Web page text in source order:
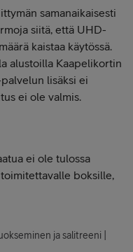
samanaikaisesti
siitä, että UHD-
kaistaa käytössä.
alustoilla Kaapelikortin
lisäksi ei
ei ole valmis.
ei ole tulossa
boksille,
ja salitreeni |